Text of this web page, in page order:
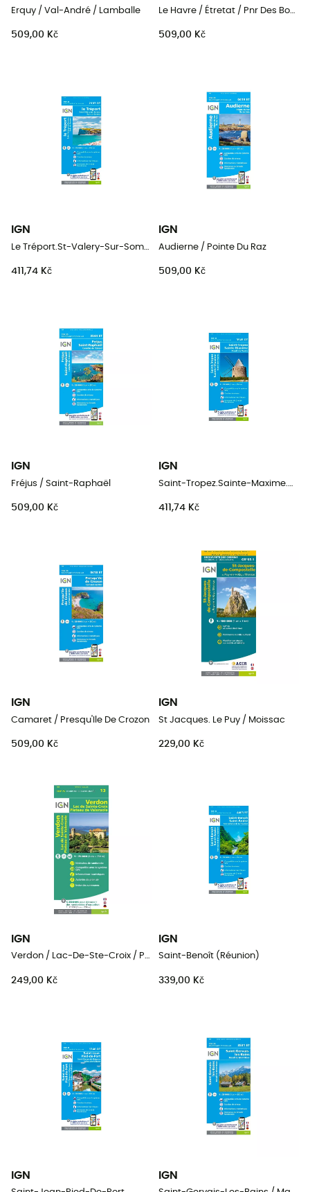
Erquy / Val-André / Lamballe
509,00 Kč 509,00 Kč
IGN
411,74 Kč
IGN
Audierne / Pointe Du Raz
509,00 Kč
IGN
Fréjus / Saint-Raphaël
509,00 Kč
IGN
411,74 Kč
IGN
Camaret / Presqu'Ile De Crozon
509,00 Kč
IGN
St Jacques. Le Puy / Moissac
229,00 Kč
IGN
Verdon / Lac-De-Ste-Croix / Plateau-De-Valensole
249,00 Kč
IGN
Saint-Benoît (Réunion)
339,00 Kč
IGN IGN